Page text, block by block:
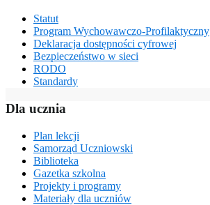
Statut
Program Wychowawczo-Profilaktyczny
Deklaracja dostępności cyfrowej
Bezpieczeństwo w sieci
RODO
Standardy
Dla ucznia
Plan lekcji
Samorząd Uczniowski
Biblioteka
Gazetka szkolna
Projekty i programy
Materiały dla uczniów